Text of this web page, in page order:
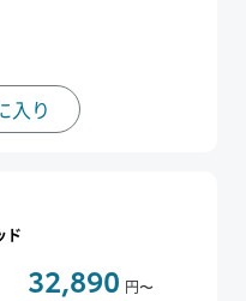
入り
ド
32,890 円〜